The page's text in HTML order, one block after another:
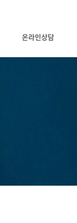
온라인상담